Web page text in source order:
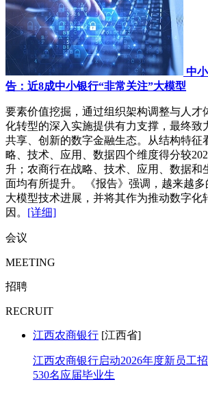
中
告：近8成中小银行“非常关注”大模型
要素价值挖掘，通过组织架构调整与人才
化转型的深入实施提供有力支撑，最终致
共享、创新的数字金融生态。从结构特征
略、技术、应用、数据四个维度得分较
升；农商行在战略、技术、应用、数据和
面均有所提升。 《报告》强调，越来越
大模型技术进展，并将其作为推动数字化
因。 [详细]
会议
MEETING
招聘
RECRUIT
江西农商银行 [江西省]
江西农商银行启动2026年度新员工
530名应届毕业生